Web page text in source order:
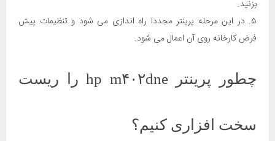
بزنید.
۵. در این مرحله پرینتر مجددا راه اندازی می شود و تنظیمات پیش
فرض کارخانه روی آن اعمال می شود.
چطور پرینتر hp m۴۰۲dne را ریست
سخت افزاری کنیم؟